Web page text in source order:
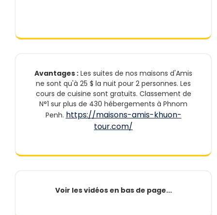
Avantages : Les suites de nos maisons d'Amis
ne sont qu'à 25 $ la nuit pour 2 personnes. Les
cours de cuisine sont gratuits. Classement de
N°1 sur plus de 430 hébergements à Phnom
Penh. https://maisons-amis-khuon-
tour.com/
Voir les vidéos en bas de page...